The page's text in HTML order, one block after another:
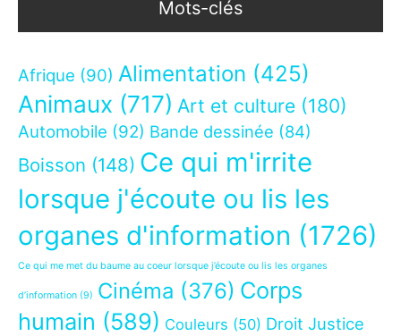
Mots-clés
Afrique (90) Alimentation (425)
Animaux (717) Art et culture (180)
Automobile (92) Bande dessinée (84)
Boisson (148) Ce qui m'irrite
lorsque j'écoute ou lis les
organes d'information (1726)
Ce qui me met du baume au coeur lorsque j’écoute ou lis les organes
d’information (9) Cinéma (376) Corps
humain (589) Couleurs (50) Droit Justice